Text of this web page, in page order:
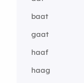
baat
gaat
haaf
haag